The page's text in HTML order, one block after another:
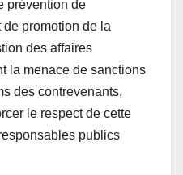
prévention de
de promotion de la
des affaires
la menace de sanctions
des contrevenants,
le respect de cette
publics